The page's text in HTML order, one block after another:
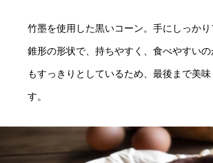
竹墨を使用した黒いコーン。手にしっか
錐形の形状で、持ちやすく、食べやすい
もすっきりとしているため、最後まで美味
す。